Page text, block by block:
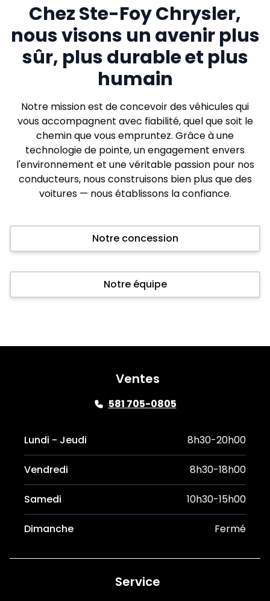
Chez Ste-Foy Chrysler,
nous visons un avenir plus
sûr, plus durable et plus
humain
Notre mission est de concevoir des véhicules qui
vous accompagnent avec fiabilité, quel que soit le
chemin que vous empruntez. Grâce à une
technologie de pointe, un engagement envers
l'environnement et une véritable passion pour nos
conducteurs, nous construisons bien plus que des
voitures — nous établissons la confiance.
Notre concession
Notre équipe
Ventes
581 705-0805
Lundi - Jeudi 8h30-20h00
Vendredi 8h30-18h00
Samedi 10h30-15h00
Dimanche Fermé
Service